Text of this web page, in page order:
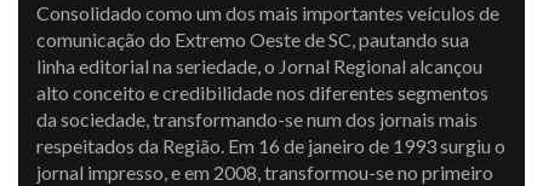
Consolidado como um dos mais importantes veículos de
comunicação do Extremo Oeste de SC, pautando sua
linha editorial na seriedade, o Jornal Regional alcançou
alto conceito e credibilidade nos diferentes segmentos
da sociedade, transformando-se num dos jornais mais
respeitados da Região. Em 16 de janeiro de 1993 surgiu o
jornal impresso, e em 2008, transformou-se no primeiro